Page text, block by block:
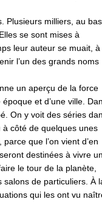
Plusieurs milliers, au bas
se sont mises à
leur auteur se muait, à
l’un des grands noms
un aperçu de la force
et d’une ville.
On y voit des séries
côté de quelques unes
que l’on vient d’en
destinées à vivre
le tour de la planète,
salons de particuliers. À
qui les ont vu